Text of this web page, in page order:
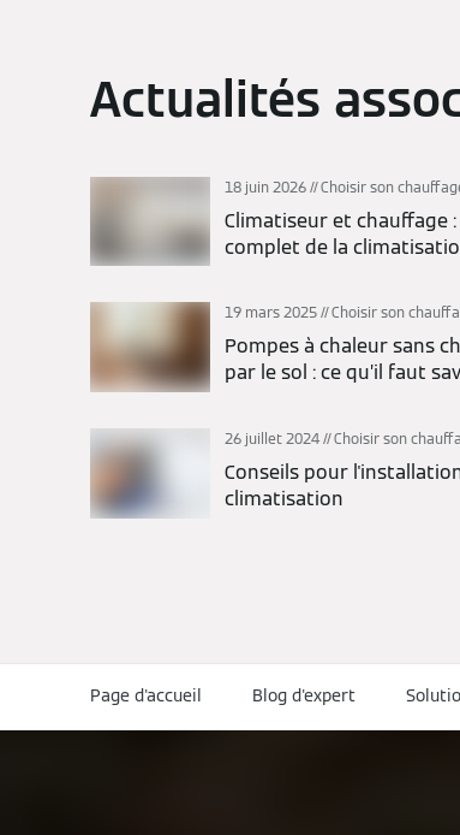
Actualités
18 juin 2026 Choisir son
Climatiseur et chauffage
complet de la
19 mars 2025 Choisir son
Pompes à chaleur sans
par le sol : ce qu’il faut
26 juillet 2024 Choisir son
Conseils pour
climatisation
Page d'accueil Blog d'expert